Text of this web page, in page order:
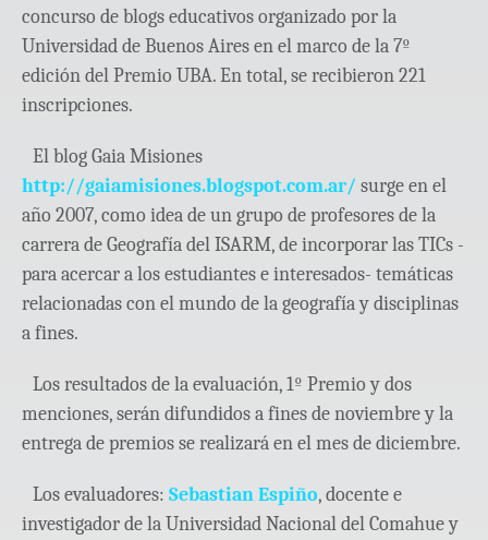
concurso de blogs educativos organizado por la
Universidad de Buenos Aires en el marco de la 7º
edición del Premio UBA. En total, se recibieron 221
inscripciones.
El blog Gaia Misiones
http://gaiamisiones.blogspot.com.ar/ surge en el
año 2007, como idea de un grupo de profesores de la
carrera de Geografía del ISARM, de incorporar las TICs -
para acercar a los estudiantes e interesados- temáticas
relacionadas con el mundo de la geografía y disciplinas
a fines.
Los resultados de la evaluación, 1º Premio y dos
menciones, serán difundidos a fines de noviembre y la
entrega de premios se realizará en el mes de diciembre.
Los evaluadores: Sebastian Espiño, docente e
investigador de la Universidad Nacional del Comahue y